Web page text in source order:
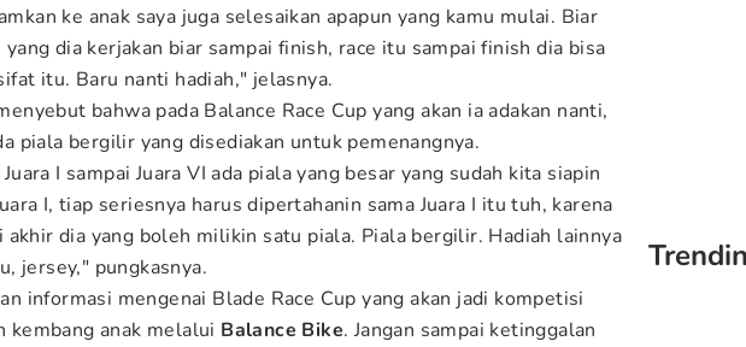
ke anak saya juga selesaikan apapun yang kamu mulai. Biar
yang dia kerjakan biar sampai finish, race itu sampai finish dia bisa
itu. Baru nanti hadiah," jelasnya.
bahwa pada Balance Race Cup yang akan ia adakan nanti,
piala bergilir yang disediakan untuk pemenangnya.
I sampai Juara VI ada piala yang besar yang sudah kita siapin
I, tiap seriesnya harus dipertahanin sama Juara I itu tuh, karena
akhir dia yang boleh milikin satu piala. Piala bergilir. Hadiah lainnya
jersey," pungkasnya.
informasi mengenai Blade Race Cup yang akan jadi kompetisi
kembang anak melalui Balance Bike. Jangan sampai ketinggalan